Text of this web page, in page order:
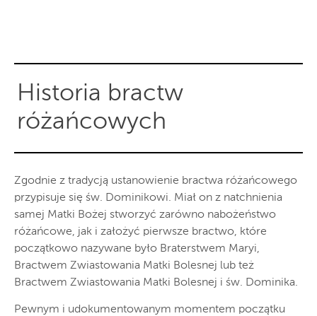
Historia bractw
różańcowych
Zgodnie z tradycją ustanowienie bractwa różańcowego
przypisuje się św. Dominikowi. Miał on z natchnienia
samej Matki Bożej stworzyć zarówno nabożeństwo
różańcowe, jak i założyć pierwsze bractwo, które
początkowo nazywane było Braterstwem Maryi,
Bractwem Zwiastowania Matki Bolesnej lub też
Bractwem Zwiastowania Matki Bolesnej i św. Dominika.
Pewnym i udokumentowanym momentem początku